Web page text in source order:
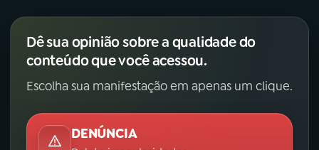
Dê sua opinião sobre a qualidade do
conteúdo que você acessou.
Escolha sua manifestação em apenas um clique.
DENÚNCIA